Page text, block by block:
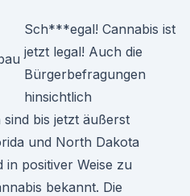
Sch***egal! Cannabis ist
jetzt legal! Auch die
Bürgerbefragungen
hinsichtlich
bis jetzt äußerst
und North Dakota
in positiver Weise zu
bekannt. Die